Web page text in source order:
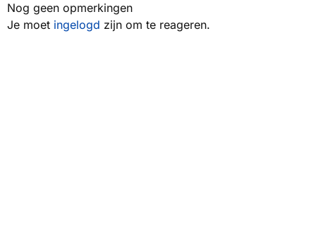
Nog geen opmerkingen
Je moet ingelogd zijn om te reageren.